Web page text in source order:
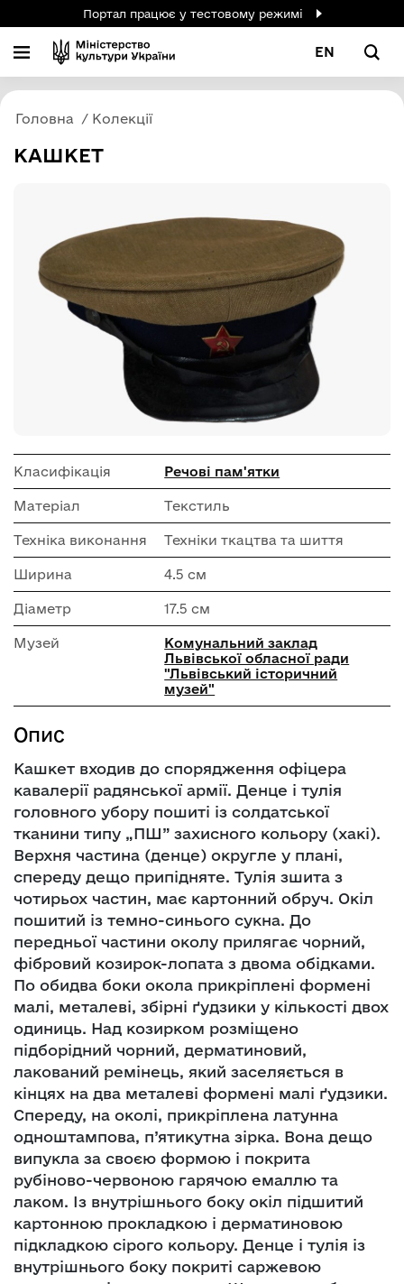
Портал працює у тестовому режимі
EN
Головна Колекції
КАШКЕТ
Класифікація Речові пам'ятки
Матеріал Текстиль
Техніка виконання Техніки ткацтва та шиття
Ширина 4.5 см
Діаметр 17.5 см
Музей
Комунальний заклад
Львівської обласної ради
"Львівський історичний
музей"
Опис
Кашкет входив до спорядження офіцера
кавалерії радянської армії. Денце і тулія
головного убору пошиті із солдатської
тканини типу „ПШ” захисного кольору (хакі).
Верхня частина (денце) округле у плані,
спереду дещо припідняте. Тулія зшита з
чотирьох частин, має картонний обруч. Окіл
пошитий із темно-синього сукна. До
передньої частини околу прилягає чорний,
фібровий козирок-лопата з двома обідками.
По обидва боки окола прикріплені формені
малі, металеві, збірні ґудзики у кількості двох
одиниць. Над козирком розміщено
підборідний чорний, дерматиновий,
лакований ремінець, який заселяється в
кінцях на два металеві формені малі ґудзики.
Спереду, на околі, прикріплена латунна
одноштампова, п’ятикутна зірка. Вона дещо
випукла за своєю формою і покрита
рубіново-червоною гарячою емаллю та
лаком. Із внутрішнього боку окіл підшитий
картонною прокладкою і дерматиновою
підкладкою сірого кольору. Денце і тулія із
внутрішнього боку покриті саржевою